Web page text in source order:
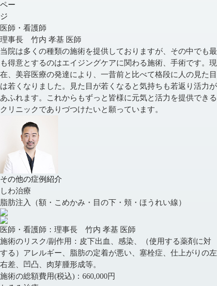
ペー
ジ
医師・看護師
理事長 竹内 孝基 医師
当院は多くの種類の施術を提供しておりますが、その中でも最
も得意とするのはエイジングケアに関わる施術、手術です。現
在、美容医療の発達により、一昔前と比べて格段に人の見た目
は若くなりました。見た目が若くなると気持ちも若返り活力が
あふれます。これからもずっと皆様に元気と活力を提供できる
クリニックでありづつけたいと願っています。
その他の症例紹介
しわ治療
脂肪注入（額・こめかみ・目の下・頬・ほうれい線）​
医師・看護師： 理事長 竹内 孝基 医師
施術のリスク/副作用： 皮下出血、感染、（使用する薬剤に対
する）アレルギー、脂肪の定着が悪い、塞栓症、仕上がりの左
右差、凹凸、肉芽腫形成等。
施術の総額費用(税込)： 660,000円